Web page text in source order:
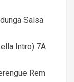
Salsa
Intro) 7A
Rem